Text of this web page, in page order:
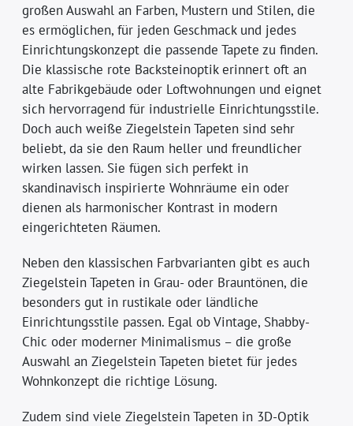
großen Auswahl an Farben, Mustern und Stilen, die
es ermöglichen, für jeden Geschmack und jedes
Einrichtungskonzept die passende Tapete zu finden.
Die klassische rote Backsteinoptik erinnert oft an
alte Fabrikgebäude oder Loftwohnungen und eignet
sich hervorragend für industrielle Einrichtungsstile.
Doch auch weiße Ziegelstein Tapeten sind sehr
beliebt, da sie den Raum heller und freundlicher
wirken lassen. Sie fügen sich perfekt in
skandinavisch inspirierte Wohnräume ein oder
dienen als harmonischer Kontrast in modern
eingerichteten Räumen.
Neben den klassischen Farbvarianten gibt es auch
Ziegelstein Tapeten in Grau- oder Brauntönen, die
besonders gut in rustikale oder ländliche
Einrichtungsstile passen. Egal ob Vintage, Shabby-
Chic oder moderner Minimalismus – die große
Auswahl an Ziegelstein Tapeten bietet für jedes
Wohnkonzept die richtige Lösung.
Zudem sind viele Ziegelstein Tapeten in 3D-Optik